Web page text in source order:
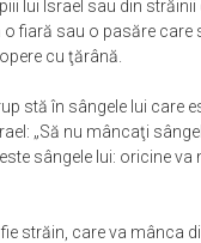
lui Israel sau din
fiară sau o pasăre care
cu ţărână.
stă în sângele lui care
„Să nu mâncaţi
sângele lui: oricine va
străin, care va mânca